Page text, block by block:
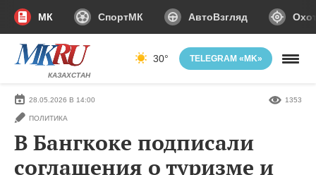
МК СпортМК АвтоВзгляд
КАЗАХСТАН
30° TELEGRAM «MK»
28.05.2026 В 14:00
ПОЛИТИКА
1353
В Бангкоке подписали
соглашения о туризме и